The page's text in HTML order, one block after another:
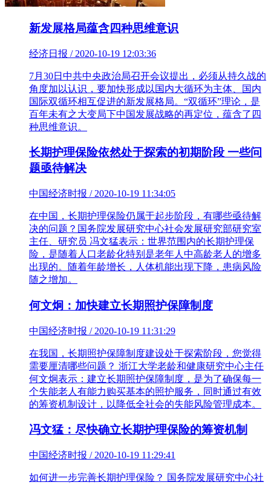
新发展格局蕴含四种思维意识
经济日报 / 2020-10-19 12:03:36
7月30日中共中央政治局召开会议提出，必须从持久战的
角度加以认识，要加快形成以国内大循环为主体、国内
国际双循环相互促进的新发展格局。“双循环”理论，是
百年未有之大变局下中国发展战略的再定位，蕴含了四
种思维意识。
长期护理保险依然处于探索的初期阶段 一些问
题亟待解决
中国经济时报 / 2020-10-19 11:34:05
在中国，长期护理保险仍属于起步阶段，有哪些亟待解
决的问题？国务院发展研究中心社会发展研究部研究室
主任、研究员 冯文猛表示：世界范围内的长期护理保
险，是随着人口老龄化特别是老年人中高龄老人的增多
出现的。随着年龄增长，人体机能出现下降，患病风险
随之增加。
何文炯：加快建立长期照护保障制度
中国经济时报 / 2020-10-19 11:31:29
在我国，长期照护保障制度建设处于探索阶段，您觉得
需要厘清哪些问题？ 浙江大学老龄和健康研究中心主任
何文炯表示：建立长期照护保障制度，是为了确保每一
个失能老人有能力购买基本的照护服务，同时通过有效
的筹资机制设计，以降低全社会的失能风险管理成本。
冯文猛：尽快确立长期护理保险的筹资机制
中国经济时报 / 2020-10-19 11:29:41
如何进一步完善长期护理保险？ 国务院发展研究中心社